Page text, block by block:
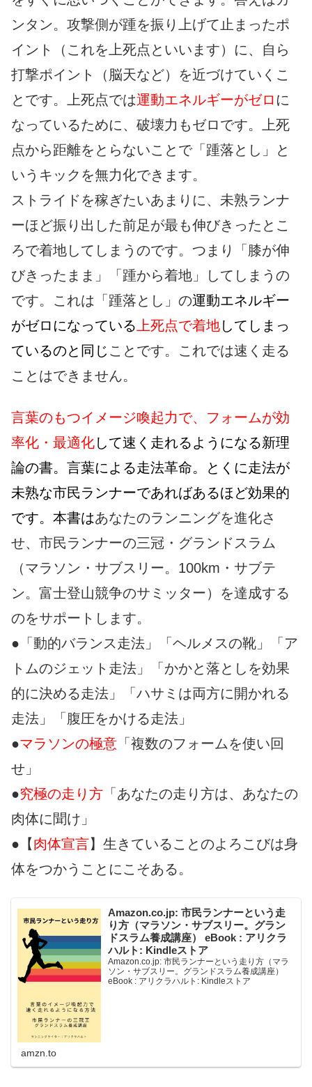
ンタン。攻撃側が踵を振り上げて止まったポ
イント（これを上死点といいます）に、自ら
打撃ポイント（脳天など）を近づけていくこ
とです。上死点では運動エネルギーがゼロ に
なっているために、破壊力もゼロです。上死
点から距離をとらないことで「踵落とし」と
いうキックを無力化できます。
ストライドを稼ぎたいあまりに、未熟ランナ
ーほど振り出した前足が最も伸びきったとこ
ろで着地してしまうのです。つまり「膝が伸
びきったまま」「踵から着地」してしまうの
です。これは「踵落とし」の運動エネルギー
がゼロになっている 上死点で着地してしまっ
ているのと同じ ことです。これでは速く走る
ことはできません。
言葉のもつイメージ喚起力で、フォームが効
率化・最適化して速く走れるようになる新理
論の書。言葉による走法革命。とくに走法が
未熟な市民ランナーであればあるほど効果的
です。本書はあなたのランニングを進化さ
せ、市民ランナーの三冠・グランドスラム
（マラソン・サブスリー。100km・サブテ
ン。富士登山競争のサミッター）を達成する
のをサポートします。
●「動的バランス走法」「ヘルメスの靴」「ア
トムのジェット走法」「かかと落としを効果
的に決める走法」「ハサミは両方に開かれる
走法」「腹圧をかける走法」
●マラソンの極意 「複数のフォームを使い回
せ」
●究極の走り方 「あなたの走り方は、あなたの
肉体に聞け」
●【肉体宣言】生きていることのよろこびは身
体をつかうことにこそある。
Amazon.co.jp: 市民ランナーという走
り方（マラソン・サブスリー。グラン
ドスラム養成講座） eBook : アリクラ
ハルト: Kindleストア
Amazon.co.jp: 市民ランナーという走り方（マラ
ソン・サブスリー。グランドスラム養成講座）
eBook : アリクラハルト: Kindleストア
amzn.to